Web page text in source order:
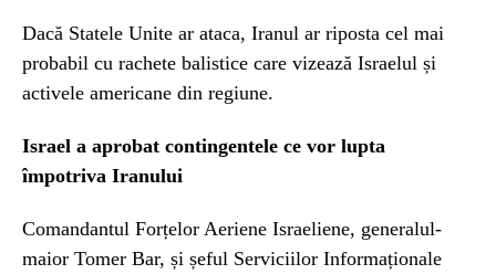
Dacă Statele Unite ar ataca, Iranul ar riposta cel mai
probabil cu rachete balistice care vizează Israelul și
activele americane din regiune.
Israel a aprobat contingentele ce vor lupta
împotriva Iranului
Comandantul Forțelor Aeriene Israeliene, generalul-
maior Tomer Bar, și șeful Serviciilor Informaționale